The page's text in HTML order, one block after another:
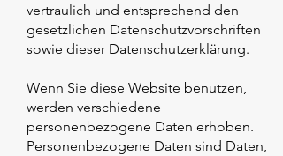
vertraulich und entsprechend den
gesetzlichen Datenschutzvorschriften
sowie dieser Datenschutzerklärung.
Wenn Sie diese Website benutzen,
werden verschiedene
personenbezogene Daten erhoben.
Personenbezogene Daten sind Daten,